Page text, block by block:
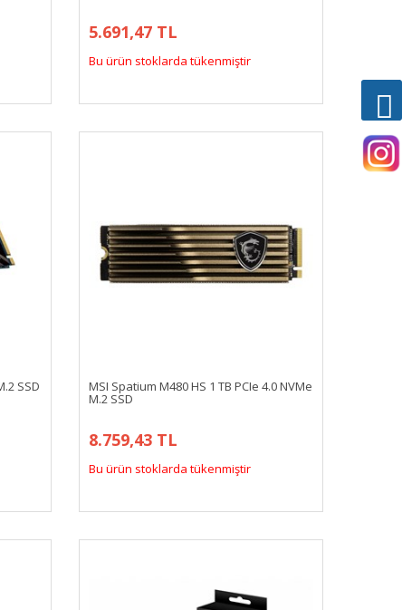
5.691,47 TL
Bu ürün stoklarda tükenmiştir
SSD MSI Spatium M480 HS 1 TB PCIe 4.0 NVMe
M.2 SSD
8.759,43 TL
Bu ürün stoklarda tükenmiştir